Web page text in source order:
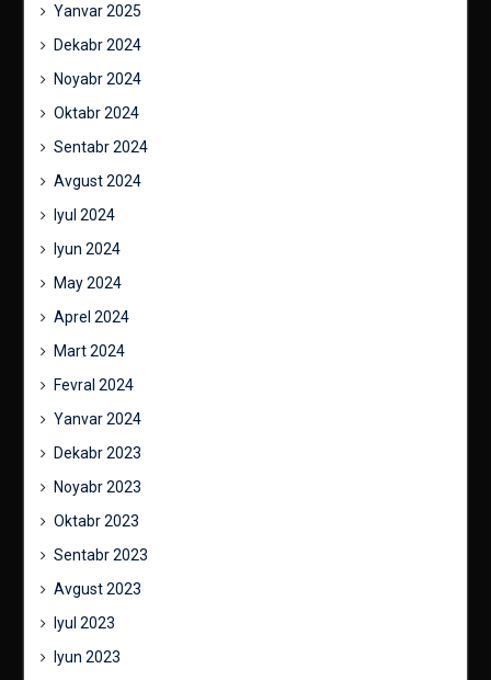
Yanvar 2025
Dekabr 2024
Noyabr 2024
Oktabr 2024
Sentabr 2024
Avgust 2024
Iyul 2024
Iyun 2024
May 2024
Aprel 2024
Mart 2024
Fevral 2024
Yanvar 2024
Dekabr 2023
Noyabr 2023
Oktabr 2023
Sentabr 2023
Avgust 2023
Iyul 2023
Iyun 2023